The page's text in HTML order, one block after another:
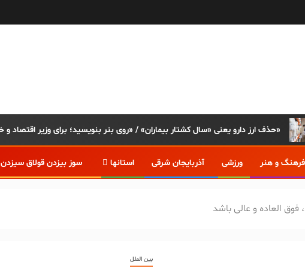
برای وزیر اقتصاد و خانواده‌اش دارو نداریم»
فرهنگ و هنر ورزشی آذربایجان شرقی استانها سوز بیزدن قولاق سیزدن
العاده و عالی باشد
بین الملل